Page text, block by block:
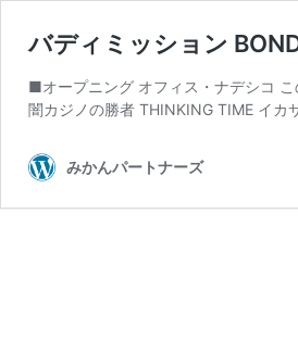
バディミッション
■オープニング オフィス・ナデシコ
闇カジノの勝者 THINKING TIME イカ
みかんパートナーズ